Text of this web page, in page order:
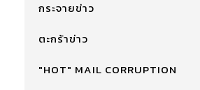
กระจายข่าว
ตะกร้าข่าว
"HOT" MAIL CORRUPTION